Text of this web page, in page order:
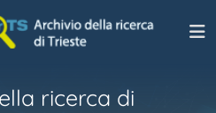
ricerca di